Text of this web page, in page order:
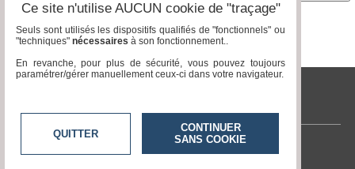
tvlocale.fr
Contactez-nous
Ce site n'utilise AUCUN cookie de "traçage"
Seuls sont utilisés les dispositifs qualifiés de "fonctionnels" ou
"techniques" nécessaires à son fonctionnement..
En revanche, pour plus de sécurité, vous pouvez toujours
paramétrer/gérer manuellement ceux-ci dans votre navigateur.
QUITTER
CONTINUER
SANS COOKIE